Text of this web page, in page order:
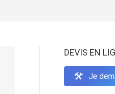
DEVIS EN
Je